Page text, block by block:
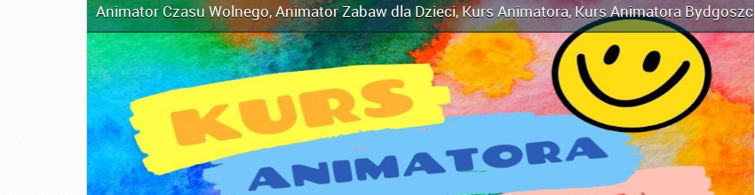
Animator Czasu Wolnego,Animator Zabaw dla Dzieci,Kurs Animatora,Kurs Animatora Bydgoszcz